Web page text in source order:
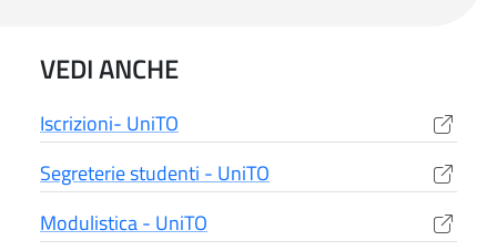
VEDI ANCHE
Iscrizioni- UniTO
(apre una nuova finestra)
Segreterie studenti - UniTO
(apre una nuova finestra)
Modulistica - UniTO
(apre una nuova finestra)